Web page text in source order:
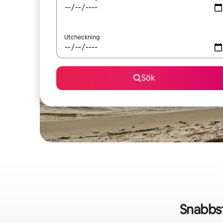
Utcheckning
Sök